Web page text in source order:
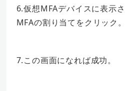
6.仮想MFAデバイスに表示
MFAの割り当てをクリック。
7.この画面になれば成功。